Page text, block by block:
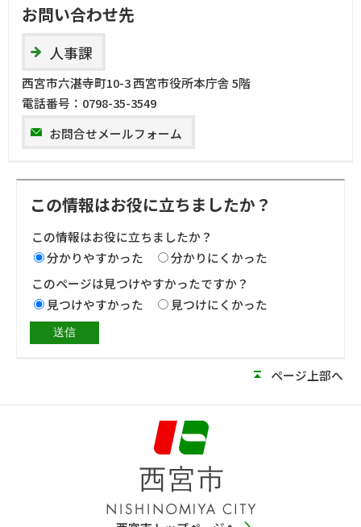
お問い合わせ先
人事課
西宮市六湛寺町10-3 西宮市役所本庁舎 5階
電話番号： 0798-35-3549
お問合せメールフォーム
この情報はお役に立ちましたか？
この情報はお役に立ちましたか？
分かりやすかった
分かりにくかった
このページは見つけやすかったですか？
見つけやすかった
見つけにくかった
ページ上部へ